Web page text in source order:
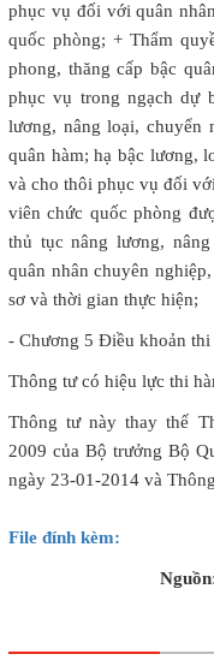
phục vụ đối với quân
quốc phòng; + Thẩm
phong, thăng cấp bậc
phục vụ trong ngạch dự
lương, nâng loại, chuyển
quân hàm; hạ bậc lương,
và cho thôi phục vụ đối
viên chức quốc phòng
thủ tục nâng lương,
quân nhân chuyên
sơ và thời gian thực hiện;
- Chương 5 Điều khoản thi
Thông tư có hiệu lực thi
Thông tư này thay thế
2009 của Bộ trưởng Bộ
ngày 23-01-2014 và
File đính kèm: